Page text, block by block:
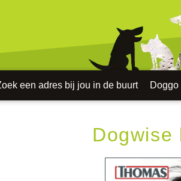
een adres bij jou in de buurt
Dogwise